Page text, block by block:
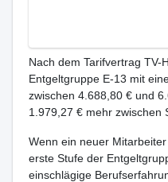
Nach dem Tarifvertrag TV-
Entgeltgruppe E-13 mit
zwischen 4.688,80 € und
1.979,27 € mehr zwischen
Wenn ein neuer
erste Stufe der
einschlägige